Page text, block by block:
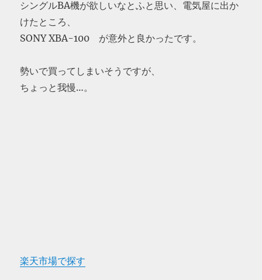
シングルBA機が欲しいなとふと思い、電気屋に出か
けたところ、
SONY XBA-100 が意外と良かったです。
勢いで買ってしまいそうですが、
ちょっと我慢…。
楽天市場で探す